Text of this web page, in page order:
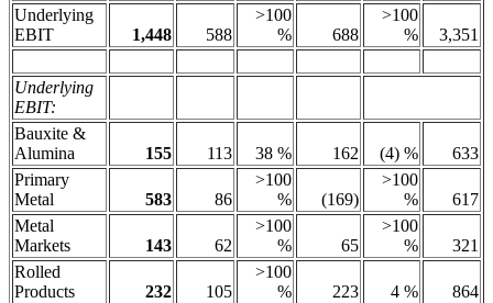
Underlying
EBIT
1,448 588
>100
%
688
>100
%
3,351
Underlying
EBIT:
Bauxite &
Alumina
155 113 38 % 162 (4) %
633
Primary
Metal
583 86
>100
%
(169)
>100
%
617
Metal
Markets
143 62
>100
%
65
>100
%
321
Rolled
Products
232 105
>100
%
223 4 %
864